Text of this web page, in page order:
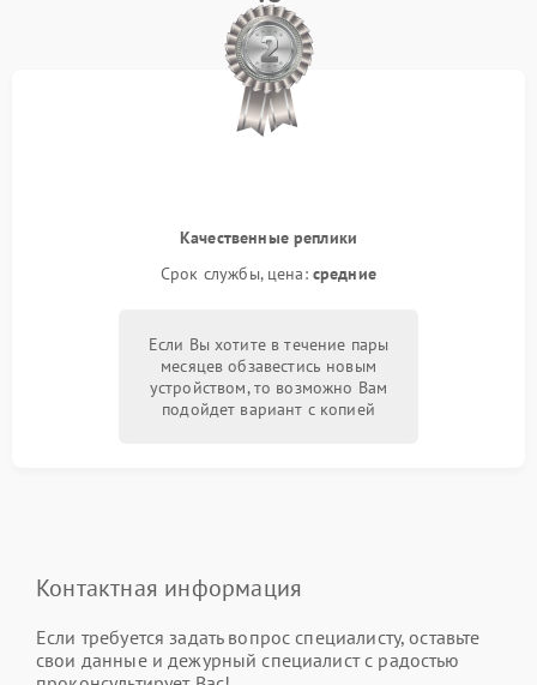
Качественные реплики
Срок службы, цена: средние
Если Вы хотите в течение пары
месяцев обзавестись новым
устройством, то возможно Вам
подойдет вариант с копией
Контактная информация
Если требуется задать вопрос специалисту, оставьте
свои данные и дежурный специалист с радостью